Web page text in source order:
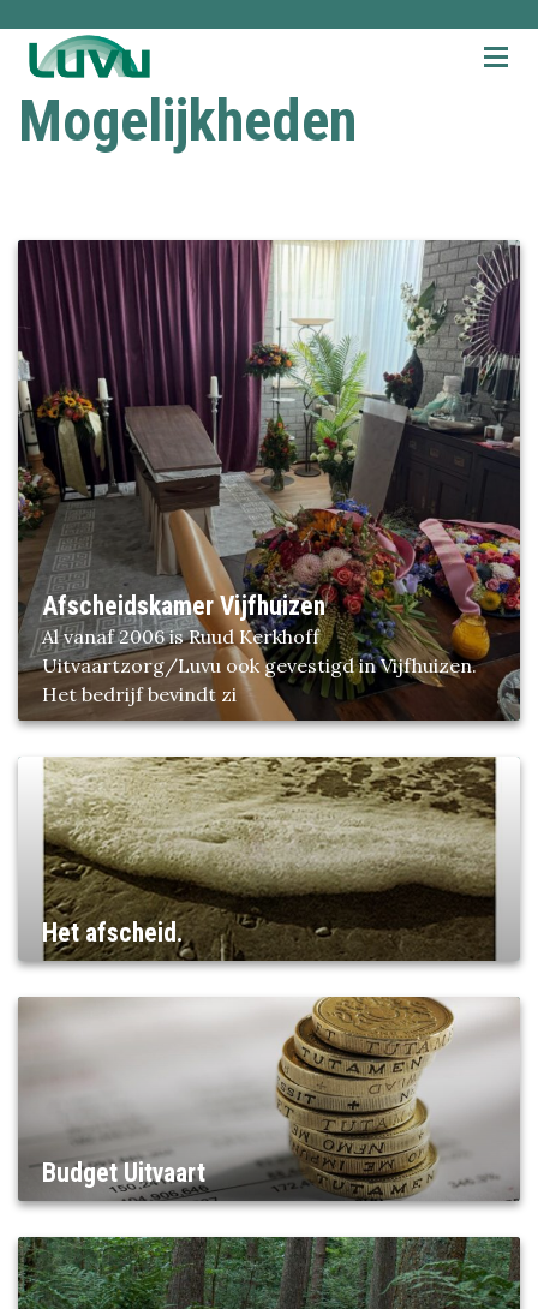
Mogelijkheden
Afscheidskamer Vijfhuizen
Al vanaf 2006 is Ruud Kerkhoff
Uitvaartzorg/Luvu ook gevestigd in Vijfhuizen.
Het bedrijf bevindt zi
Het afscheid.
Budget Uitvaart